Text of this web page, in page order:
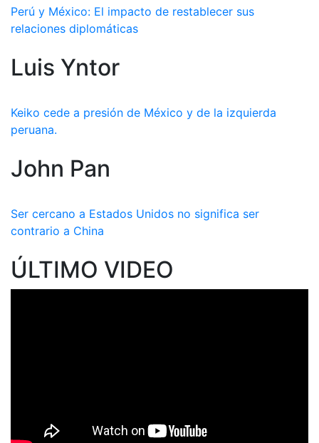
Perú y México: El impacto de restablecer sus
relaciones diplomáticas
Luis Yntor
Keiko cede a presión de México y de la izquierda
peruana.
John Pan
Ser cercano a Estados Unidos no significa ser
contrario a China
ÚLTIMO VIDEO